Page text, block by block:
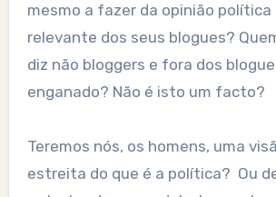
mesmo a fazer da opinião política
relevante dos seus blogues?
diz não bloggers e fora dos
enganado? Não é isto um facto?
Teremos nós, os homens, uma
estreita do que é a política? Ou